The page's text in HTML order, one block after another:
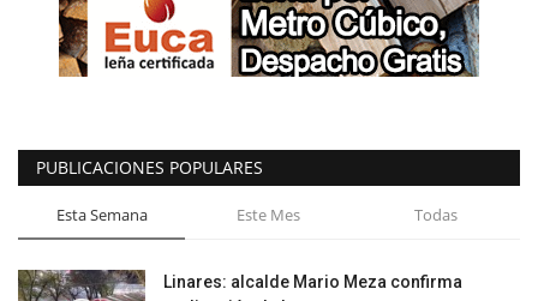
PUBLICACIONES POPULARES
Esta Semana Este Mes Todas
Linares: alcalde Mario Meza confirma